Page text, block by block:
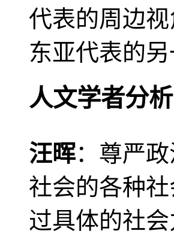
代表的周边
东亚代表的
人文学者分
汪晖：尊严
社会的各种
过具体的社